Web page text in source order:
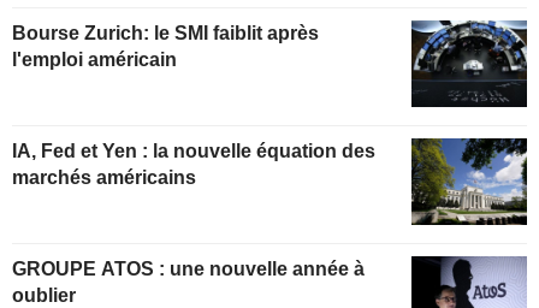
Bourse Zurich: le SMI faiblit après
l'emploi américain
IA, Fed et Yen : la nouvelle équation des
marchés américains
GROUPE ATOS : une nouvelle année à
oublier